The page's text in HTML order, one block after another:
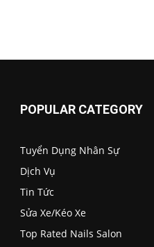
POPULAR CATEGORY
Tuyển Dụng Nhân Sự
Dịch Vụ
Tin Tức
Sửa Xe/Kéo Xe
Top Rated Nails Salon